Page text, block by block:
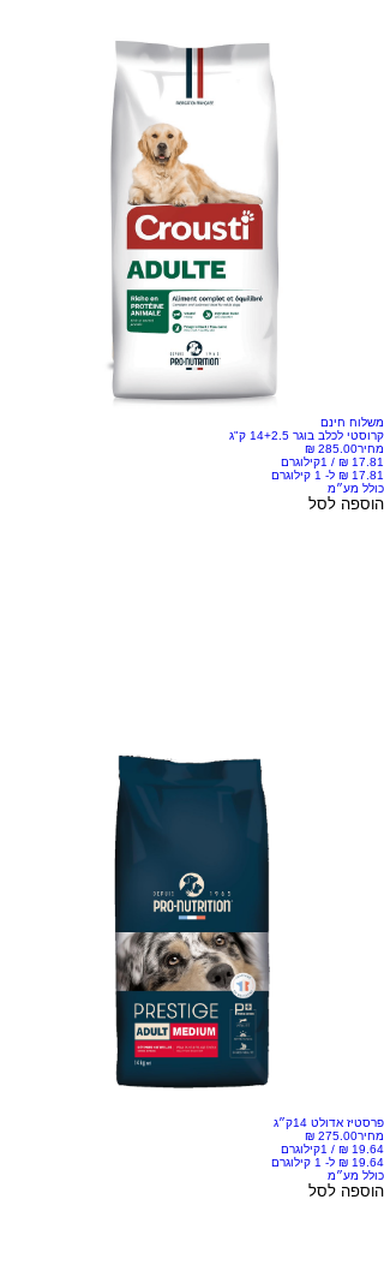
משלוח חינם
קרוסטי לכלב בוגר 14+2.5 ק"ג
מחיר
/ 1קילוגרם
כולל מע״מ
הוספה לסל
פרסטיז אדולט 14ק״ג
מחיר
/ 1קילוגרם
כולל מע״מ
הוספה לסל